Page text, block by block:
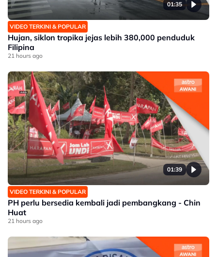
01:35
VIDEO TERKINI & POPULAR
Hujan, siklon tropika jejas lebih 380,000 penduduk
Filipina
21 hours ago
01:39
VIDEO TERKINI & POPULAR
PH perlu bersedia kembali jadi pembangkang - Chin
Huat
21 hours ago